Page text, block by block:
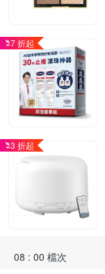
7 折起
3 折起
08 : 00 檔次